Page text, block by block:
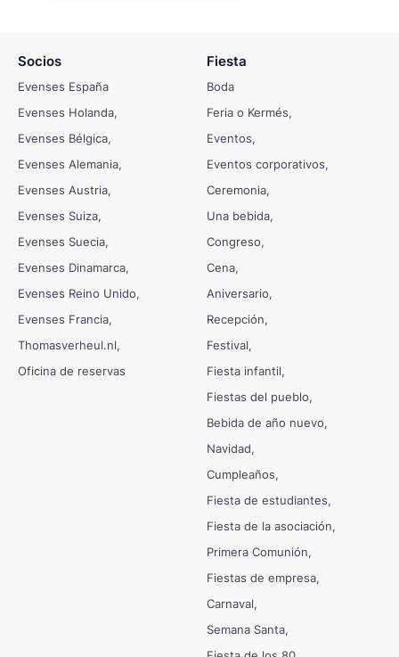
Socios
Evenses España
Evenses Holanda
Evenses Bélgica
Evenses Alemania
Evenses Austria
Evenses Suiza
Evenses Suecia
Evenses Dinamarca
Evenses Reino Unido
Evenses Francia
Thomasverheul.nl
Oficina de reservas
Fiesta
Boda
Feria o Kermés
Eventos
Eventos corporativos
Ceremonia
Una bebida
Congreso
Cena
Aniversario
Recepción
Festival
Fiesta infantil
Fiestas del pueblo
Bebida de año nuevo
Navidad
Cumpleaños
Fiesta de estudiantes
Fiesta de la asociación
Primera Comunión
Fiestas de empresa
Carnaval
Semana Santa